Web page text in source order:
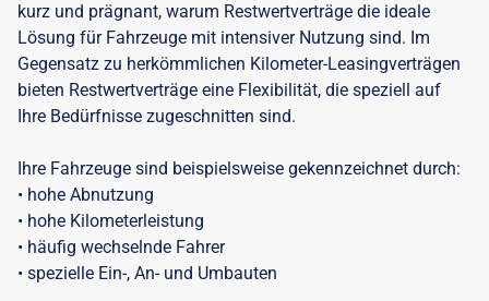
kurz und prägnant, warum Restwertverträge die ideale
Lösung für Fahrzeuge mit intensiver Nutzung sind. Im
Gegensatz zu herkömmlichen Kilometer-Leasingverträgen
bieten Restwertverträge eine Flexibilität, die speziell auf
Ihre Bedürfnisse zugeschnitten sind.
Ihre Fahrzeuge sind beispielsweise gekennzeichnet durch:
• hohe Abnutzung
• hohe Kilometerleistung
• häufig wechselnde Fahrer
• spezielle Ein-, An- und Umbauten